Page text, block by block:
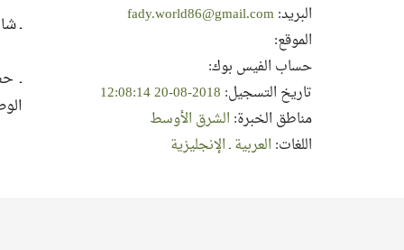
البريد:fady.world86@gmail.com
الموقع:
حساب الفيس بوك:
تاريخ التسجيل: 2018-08-20 12:08:14
مناطق الخبرة: الشرق الأوسط
اللغات: العربية ـ الإنجليزية
ـ
ـ